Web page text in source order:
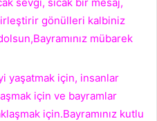
gönülleri kalbiniz
mübarek
yaşatmak için, insanlar
için ve bayramlar
için.Bayramınız kutlu